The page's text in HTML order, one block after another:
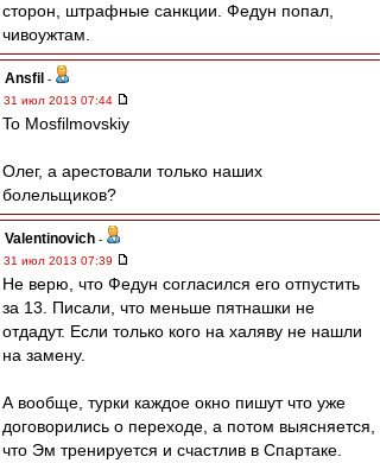
сторон, штрафные санкции. Федун попал,
чивоужтам.
Ansfil -
31 июл 2013 07:44
To Mosfilmovskiy
Олег, а арестовали только наших
болельщиков?
Valentinovich -
31 июл 2013 07:39
Не верю, что Федун согласился его отпустить
за 13. Писали, что меньше пятнашки не
отдадут. Если только кого на халяву не нашли
на замену.
А вообще, турки каждое окно пишут что уже
договорились о переходе, а потом выясняется,
что Эм тренируется и счастлив в Спартаке.